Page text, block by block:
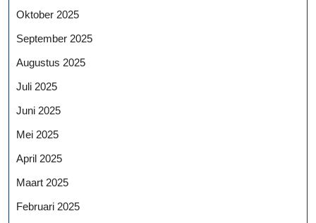
Oktober 2025
September 2025
Augustus 2025
Juli 2025
Juni 2025
Mei 2025
April 2025
Maart 2025
Februari 2025